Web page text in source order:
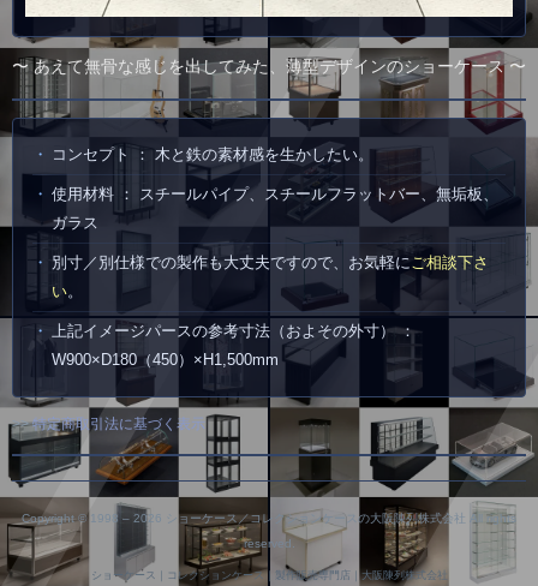
〜 あえて無骨な感じを出してみた、薄型デザインのショーケース 〜
コンセプト ： 木と鉄の素材感を生かしたい。
使用材料 ： スチールパイプ、スチールフラットバー、無垢板、
ガラス
別寸／別仕様での製作も大丈夫ですので、お気軽にご相談下さ
い。
上記イメージパースの参考寸法（およその外寸） ：
W900×D180（450）×H1,500mm
>>特定商取引法に基づく表示
Copyright © 1998 – 2026 ショーケース／コレクションケースの大阪陳列株式会社 All rights
reserved.
ショーケース｜コレクションケース｜製作販売専門店｜大阪陳列株式会社